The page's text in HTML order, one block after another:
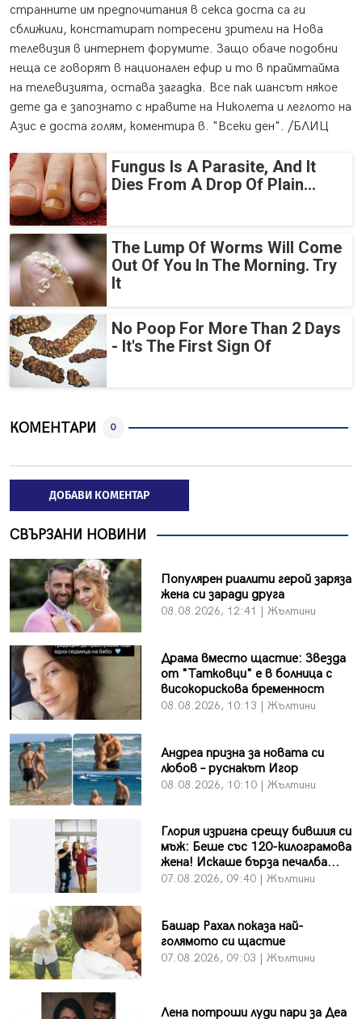
странните им предпочитания в секса доста са ги
сближили, констатират потресени зрители на Нова
телевизия в интернет форумите. Защо обаче подобни
неща се говорят в национален ефир и то в праймтайма
на телевизията, остава загадка. Все пак шансът някое
дете да е запознато с нравите на Николета и леглото на
Азис е доста голям, коментира в. "Всеки ден". /БЛИЦ
Fungus Is A Parasite, And It
Dies From A Drop Of Plain...
The Lump Of Worms Will Come
Out Of You In The Morning. Try
It
No Poop For More Than 2 Days
- It's The First Sign Of
КОМЕНТАРИ 0
ДОБАВИ КОМЕНТАР
СВЪРЗАНИ НОВИНИ
Популярен риалити герой заряза
жена си заради друга
08.08.2026, 12:41 | Жълтини
Драма вместо щастие: Звезда
от "Татковци" е в болница с
високорискова бременност
08.08.2026, 10:13 | Жълтини
Андреа призна за новата си
любов – руснакът Игор
08.08.2026, 10:10 | Жълтини
Глория изригна срещу бившия си
мъж: Беше със 120-килограмова
жена! Искаше бърза печалба...
07.08.2026, 09:40 | Жълтини
Башар Рахал показа най-
голямото си щастие
07.08.2026, 09:03 | Жълтини
Лена потроши луди пари за Деа